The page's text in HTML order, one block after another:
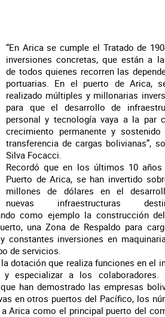
“En Arica se cumple el Tratado de
inversiones concretas, que están a
de todos quienes recorren las
portuarias. En el puerto de Arica,
realizado múltiples y millonarias
para que el desarrollo de
personal y tecnología vaya a la par
crecimiento permanente y
transferencia de cargas bolivianas”,
Silva Focacci.
Recordó que en los últimos 10
Puerto de Arica, se han invertido
millones de dólares en el
nuevas infraestructuras
como ejemplo la construcción
una Zona de Respaldo para
constantes inversiones en
de servicios.
dotación que realiza funciones en el
especializar a los colaboradores.
han demostrado las empresas
en otros puertos del Pacífico, los
Arica como el principal puerto del